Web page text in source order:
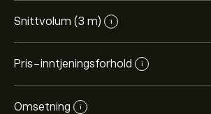
Snittvolum (3 m) i
Pris-inntjeningsforhold i
Omsetning i